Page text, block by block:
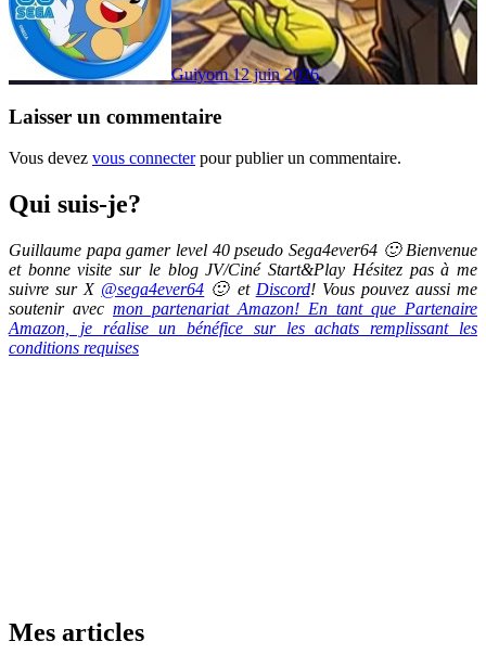
Guiyom12 juin 2026
Laisser un commentaire
Vous devez vous connecterpour publier un commentaire.
Qui suis-je?
Guillaume papa gamer level 40 pseudo Sega4ever64 🙂 Bienvenue
et bonne visite sur le blog JV/Ciné Start&Play Hésitez pas à me
suivre sur X @sega4ever64 🙂 et Discord! Vous pouvez aussi me
soutenir avec mon partenariat Amazon! En tant que Partenaire
Amazon, je réalise un bénéfice sur les achats remplissant les
conditions requises
Mes articles